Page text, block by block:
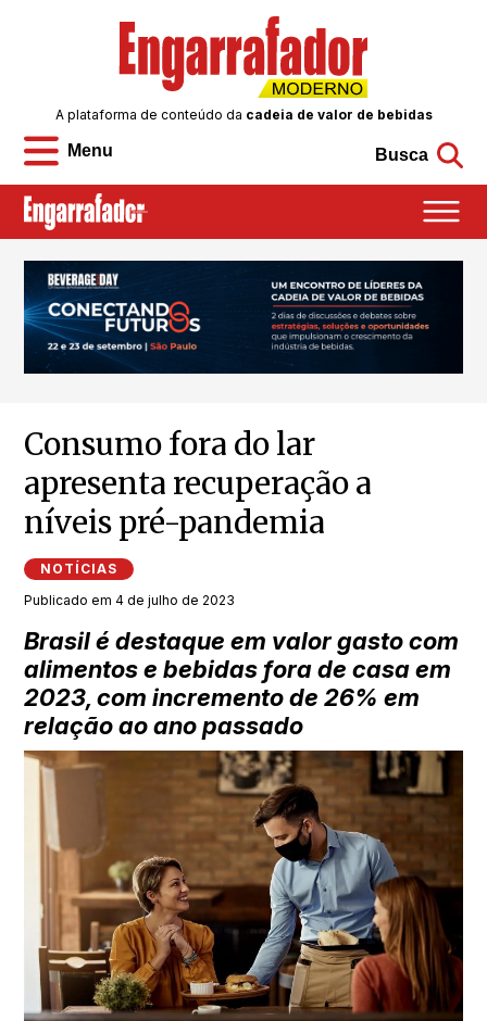
Menu
A plataforma de conteúdo da cadeia de valor de bebidas
Busca
Consumo fora do lar
apresenta recuperação a
níveis pré-pandemia
NOTÍCIAS
Publicado em 4 de julho de 2023
Brasil é destaque em valor gasto com
alimentos e bebidas fora de casa em
2023, com incremento de 26% em
relação ao ano passado